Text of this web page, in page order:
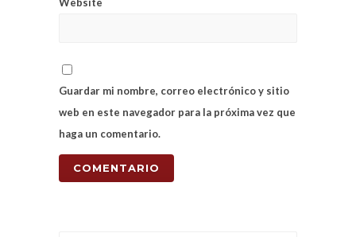
Guardar mi nombre, correo electrónico y sitio
web en este navegador para la próxima vez que
haga un comentario.